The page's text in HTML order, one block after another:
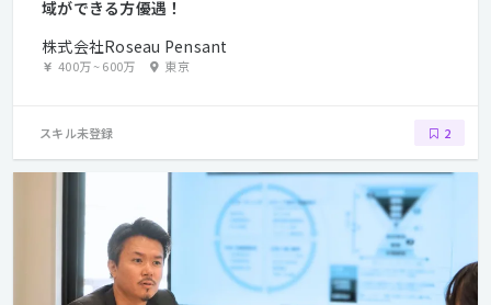
域ができる方優遇！
株式会社Roseau Pensant
400万~600万 東京
スキル未登録 2